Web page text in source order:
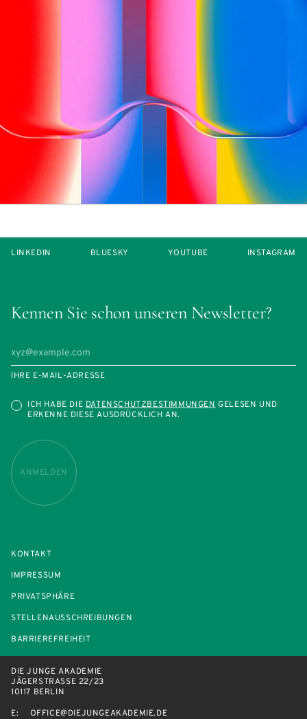
Kennen Sie schon unseren Newsletter?
IHRE E-MAIL-ADRESSE
ICH HABE DIEDATENSCHUTZBESTIMMUNGENGELESEN UND
ERKENNE DIESE AUSDRÜCKLICH AN.
ANMELDEN
LINKEDIN BLUESKY YOUTUBE INSTAGRAM
KONTAKT
IMPRESSUM
PRIVATSPHÄRE
STELLENAUSSCHREIBUNGEN
BARRIEREFREIHEIT
DIE JUNGE AKADEMIE
JÄGERSTRASSE 22/23
10117 BERLIN
E:
OFFICE@DIEJUNGEAKADEMIE.DE